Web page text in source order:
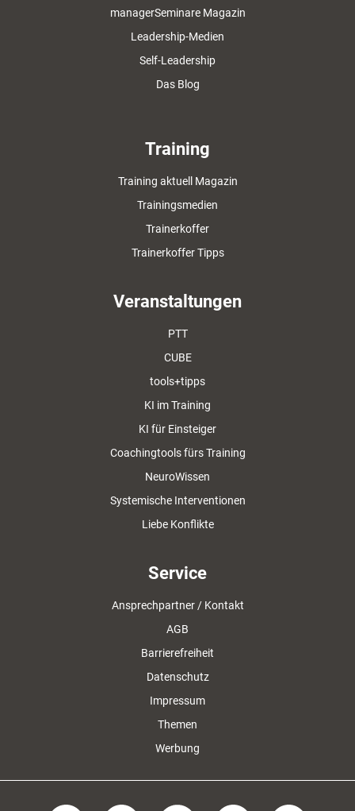
managerSeminare Magazin
Leadership-Medien
Self-Leadership
Das Blog
Training
Training aktuell Magazin
Trainingsmedien
Trainerkoffer
Trainerkoffer Tipps
Veranstaltungen
PTT
CUBE
tools+tipps
KI im Training
KI für Einsteiger
Coachingtools fürs Training
NeuroWissen
Systemische Interventionen
Liebe Konflikte
Service
Ansprechpartner / Kontakt
AGB
Barrierefreiheit
Datenschutz
Impressum
Themen
Werbung